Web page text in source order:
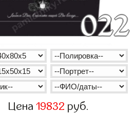
Цена19832 руб.